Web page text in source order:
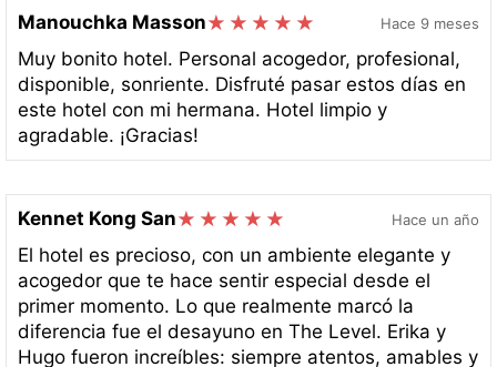
Manouchka Masson Hace 9 meses
Muy bonito hotel. Personal acogedor, profesional,
disponible, sonriente. Disfruté pasar estos días en
este hotel con mi hermana. Hotel limpio y
agradable. ¡Gracias!
Kennet Kong San Hace un año
El hotel es precioso, con un ambiente elegante y
acogedor que te hace sentir especial desde el
primer momento. Lo que realmente marcó la
diferencia fue el desayuno en The Level. Erika y
Hugo fueron increíbles: siempre atentos, amables y